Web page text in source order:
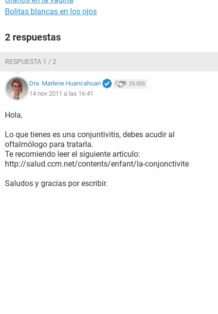
Bolitas blancas en los ojos
2 respuestas
RESPUESTA 1 / 2
Dra. Marlene Huancahuari 29.005
14 nov 2011 a las 16:41
Hola,
Lo que tienes es una conjuntivitis, debes acudir al
oftalmólogo para tratarla.
Te recomiendo leer el siguiente artículo:
http://salud.ccm.net/contents/enfant/la-conjonctivite
Saludos y gracias por escribir.